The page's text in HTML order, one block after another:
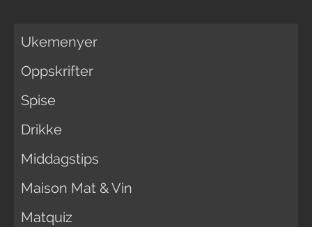
Ukemenyer
Oppskrifter
Spise
Drikke
Middagstips
Maison Mat & Vin
Matquiz